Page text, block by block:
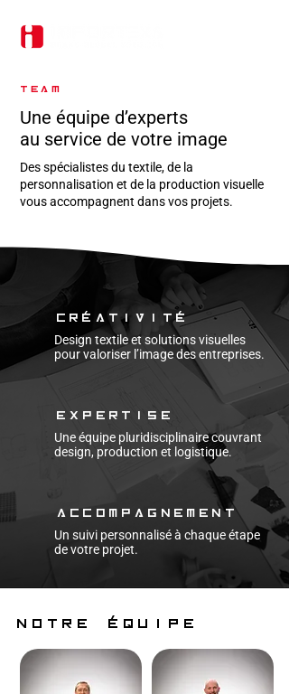
TEAM
Une équipe d’experts
au service de votre image
Des spécialistes du textile, de la
personnalisation et de la production visuelle
vous accompagnent dans vos projets.
Créativité
Design textile et solutions visuelles
pour valoriser l’image des entreprises.
Expertise
Une équipe pluridisciplinaire couvrant
design, production et logistique.
Accompagnement
Un suivi personnalisé à chaque étape
de votre projet.
Notre équipe